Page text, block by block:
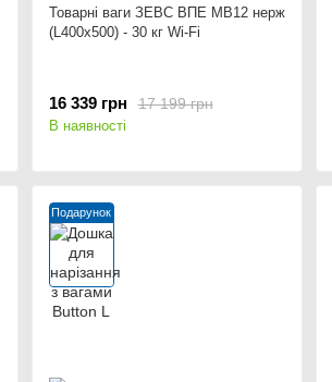
Товарні ваги ЗЕВС ВПЕ МВ12 нерж
(L400x500) - 30 кг Wi-Fi
17 199 грн
16 339 грн
В наявності
Подарунок